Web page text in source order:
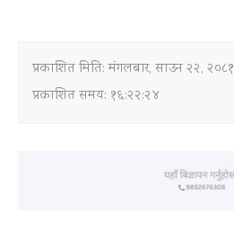
प्रकाशित मिति:मंगलबार, साउन २२, २०८१
प्रकाशित समय: १६:२२:२४